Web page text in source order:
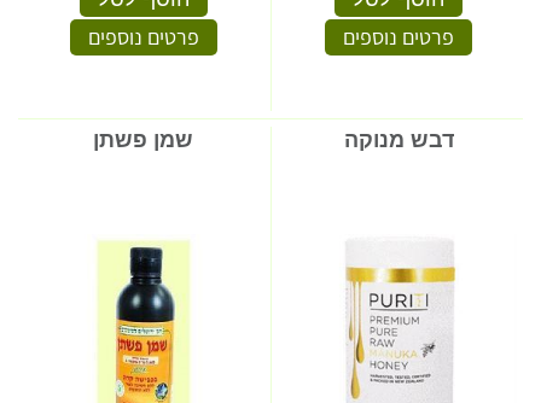
פרטים נוספים פרטים נוספים
דבש מנוקה שמן פשתן